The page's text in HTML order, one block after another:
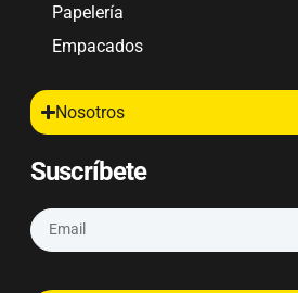
Papelería
Empacados
Nosotros
Suscríbete